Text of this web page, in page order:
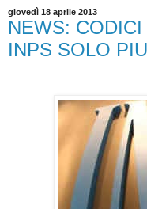
giovedì 18 aprile 2013
NEWS:
INPS SOLO